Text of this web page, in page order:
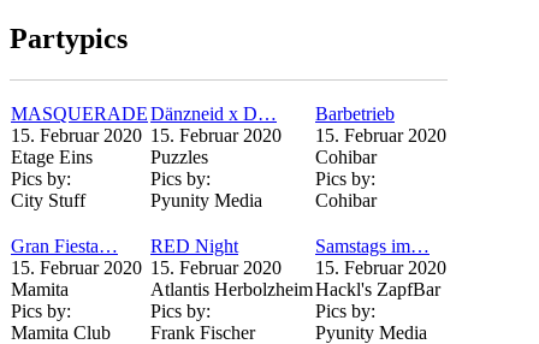
Partypics
MASQUERADE
15. Februar 2020
Etage Eins
Pics by:
City Stuff
Dänzneid x D…
15. Februar 2020
Puzzles
Pics by:
Pyunity Media
Barbetrieb
15. Februar 2020
Cohibar
Pics by:
Cohibar
Gran Fiesta…
15. Februar 2020
Mamita
Pics by:
Mamita Club
RED Night
15. Februar 2020
Atlantis Herbolzheim
Pics by:
Frank Fischer
Samstags im…
15. Februar 2020
Hackl's ZapfBar
Pics by:
Pyunity Media